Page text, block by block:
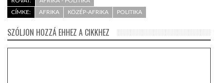
CÍMKE:
AFRIKA KÖZÉP-AFRIKA POLITIKA
SZÓLJON HOZZÁ EHHEZ A CIKKHEZ